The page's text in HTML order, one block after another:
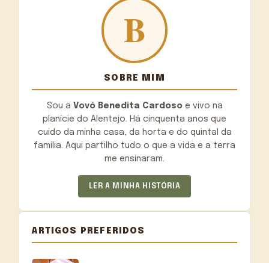
SOBRE MIM
Sou a Vovó Benedita Cardosoe vivo na
planície do Alentejo. Há cinquenta anos que
cuido da minha casa, da horta e do quintal da
família. Aqui partilho tudo o que a vida e a terra
me ensinaram.
LER A MINHA HISTÓRIA
ARTIGOS PREFERIDOS